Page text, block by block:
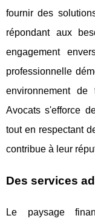
fournir des
répondant aux
engagement
professionnelle
environnement
Avocats s'efforce
tout en respectant
contribue à leur
Des services
Le paysage